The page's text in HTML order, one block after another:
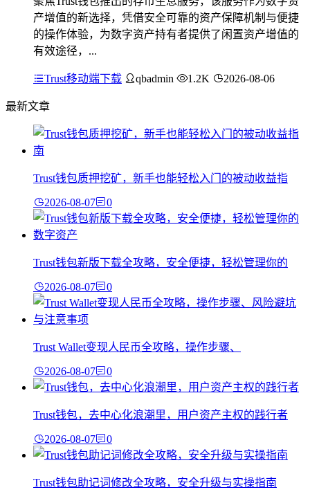
产增值的新选择，凭借安全可靠的资产保障机制与便捷
的操作体验，为数字资产持有者提供了闲置资产增值的
有效途径，...
Trust移动端下载 qbadmin 1.2K 2026-08-06
最新文章
Trust钱包质押挖矿，新手也能轻松入门的被动收益指
2026-08-07 0
Trust钱包新版下载全攻略，安全便捷，轻松管理你的
2026-08-07 0
Trust Wallet变现人民币全攻略，操作步骤、
2026-08-07 0
Trust钱包，去中心化浪潮里，用户资产主权的践行者
2026-08-07 0
Trust钱包助记词修改全攻略，安全升级与实操指南